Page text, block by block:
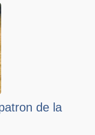
de la